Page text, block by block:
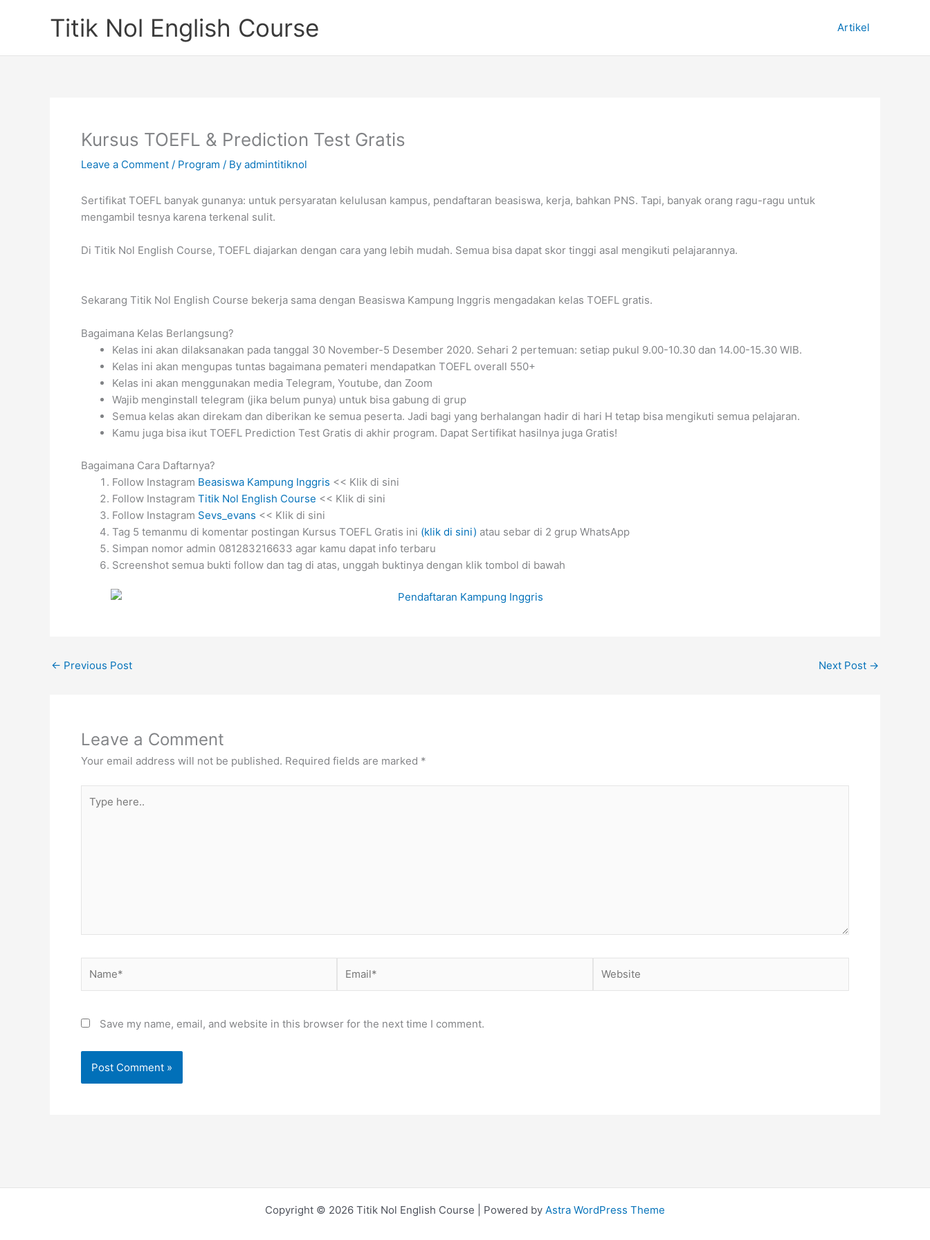
Titik Nol English Course Artikel
Kursus TOEFL & Prediction Test Gratis
Leave a Comment / Program / By admintitiknol
Sertifikat TOEFL banyak gunanya: untuk persyaratan kelulusan kampus, pendaftaran beasiswa, kerja, bahkan PNS. Tapi, banyak orang ragu-ragu untuk
mengambil tesnya karena terkenal sulit.
Di Titik Nol English Course, TOEFL diajarkan dengan cara yang lebih mudah. Semua bisa dapat skor tinggi asal mengikuti pelajarannya.
Sekarang Titik Nol English Course bekerja sama dengan Beasiswa Kampung Inggris mengadakan kelas TOEFL gratis.
Bagaimana Kelas Berlangsung?
Kelas ini akan dilaksanakan pada tanggal 30 November-5 Desember 2020. Sehari 2 pertemuan: setiap pukul 9.00-10.30 dan 14.00-15.30 WIB.
Kelas ini akan mengupas tuntas bagaimana pemateri mendapatkan TOEFL overall 550+
Kelas ini akan menggunakan media Telegram, Youtube, dan Zoom
Wajib menginstall telegram (jika belum punya) untuk bisa gabung di grup
Semua kelas akan direkam dan diberikan ke semua peserta. Jadi bagi yang berhalangan hadir di hari H tetap bisa mengikuti semua pelajaran.
Kamu juga bisa ikut TOEFL Prediction Test Gratis di akhir program. Dapat Sertifikat hasilnya juga Gratis!
Bagaimana Cara Daftarnya?
Follow Instagram Beasiswa Kampung Inggris << Klik di sini
Follow Instagram Titik Nol English Course << Klik di sini
Follow Instagram Sevs_evans << Klik di sini
Tag 5 temanmu di komentar postingan Kursus TOEFL Gratis ini (klik di sini) atau sebar di 2 grup WhatsApp
Simpan nomor admin 081283216633 agar kamu dapat info terbaru
Screenshot semua bukti follow dan tag di atas, unggah buktinya dengan klik tombol di bawah
← Previous Post Next Post →
Leave a Comment
Your email address will not be published. Required fields are marked *
here..
Save my name, email, and website in this browser for the next time I comment.
Copyright © 2026 Titik Nol English Course | Powered by Astra WordPress Theme